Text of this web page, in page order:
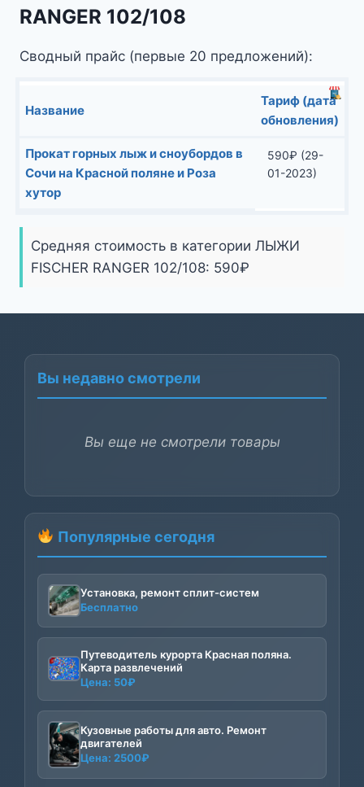
RANGER 102/108
Сводный прайс (первые 20 предложений):
Название
Тариф (дата
обновления)
Прокат горных лыж и сноубордов в
Сочи на Красной поляне и Роза
хутор
590₽ (29-
01-2023)
Средняя стоимость в категории ЛЫЖИ
FISCHER RANGER 102/108: 590₽
Вы недавно смотрели
Вы еще не смотрели товары
Популярные сегодня
Установка, ремонт сплит-систем
Бесплатно
Путеводитель курорта Красная поляна.
Карта развлечений
Цена: 50₽
Кузовные работы для авто. Ремонт
двигателей
Цена: 2500₽